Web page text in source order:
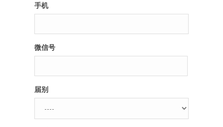
辉煌2013
梦工坊圈
人脉圈
手机
微信号
届别